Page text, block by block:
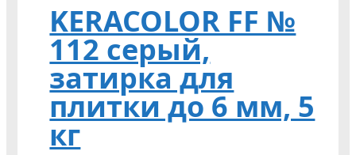
KERACOLOR FF №
112 серый,
затирка для
плитки до 6 мм, 5
кг